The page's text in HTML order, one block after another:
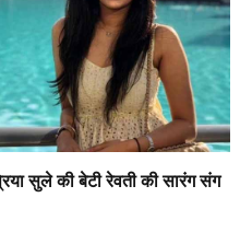
सुले की बेटी रेवती की सारंग संग